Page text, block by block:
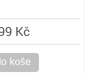
Kč
koše